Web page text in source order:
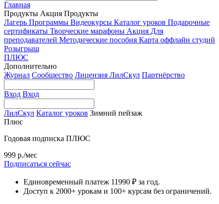
Главная
Продукты Акция Продукты
Лагерь Программы Видеокурсы Каталог уроков Подарочные
сертификаты Творческие марафоны Акция Для
преподавателей Методические пособия Карта оффлайн студий
Розыгрыш
ПЛЮС
Дополнительно
Журнал Сообщество Лицензия ЛилСкул Партнёрство
Вход Вход
ЛилСкул Каталог уроков Зимний пейзаж
Плюс
Годовая подписка ПЛЮС
999 р./мес
Подписаться сейчас
Единовременный платеж 11990 ₽ за год.
Доступ к 2000+ урокам и 100+ курсам без ограничений.